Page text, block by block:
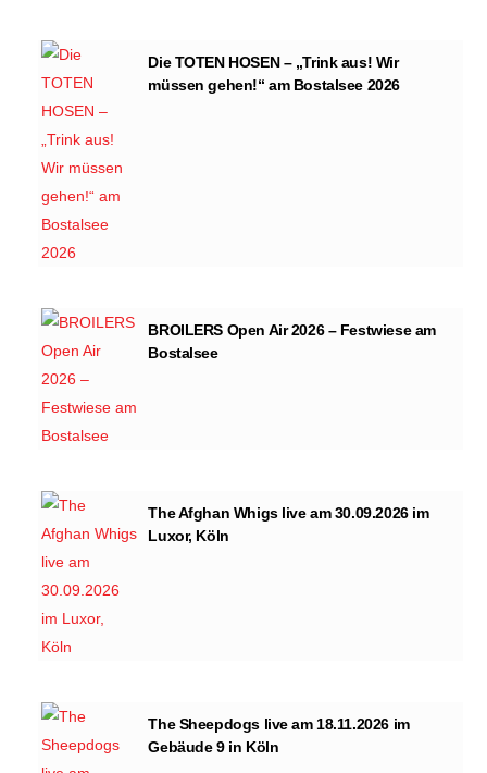
Die TOTEN HOSEN – „Trink aus! Wir
müssen gehen!“ am Bostalsee 2026
BROILERS Open Air 2026 – Festwiese am
Bostalsee
The Afghan Whigs live am 30.09.2026 im
Luxor, Köln
The Sheepdogs live am 18.11.2026 im
Gebäude 9 in Köln